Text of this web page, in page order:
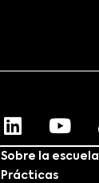
Sobre la escuela
Prácticas